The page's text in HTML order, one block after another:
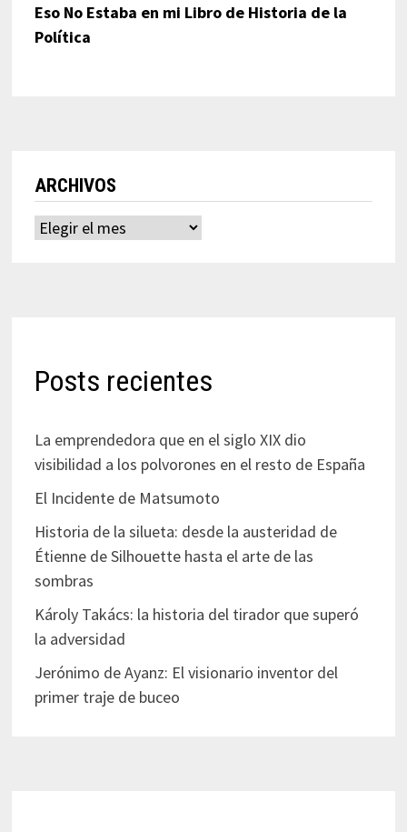
Eso No Estaba en mi Libro de Historia de la
Política
ARCHIVOS
Archivos
Posts recientes
La emprendedora que en el siglo XIX dio
visibilidad a los polvorones en el resto de España
El Incidente de Matsumoto
Historia de la silueta: desde la austeridad de
Étienne de Silhouette hasta el arte de las
sombras
Károly Takács: la historia del tirador que superó
la adversidad
Jerónimo de Ayanz: El visionario inventor del
primer traje de buceo